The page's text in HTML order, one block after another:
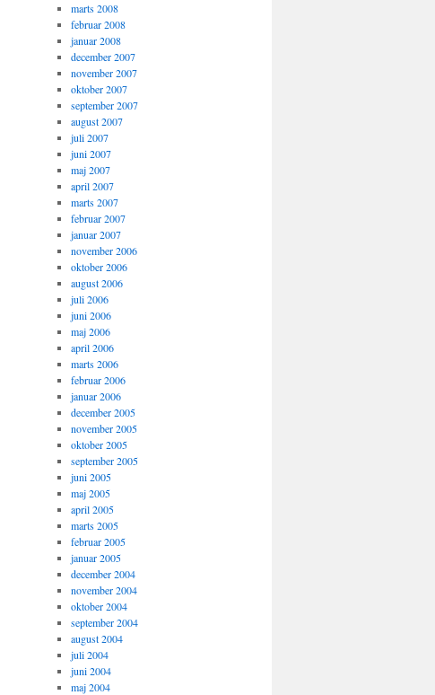
marts 2008
februar 2008
januar 2008
december 2007
november 2007
oktober 2007
september 2007
august 2007
juli 2007
juni 2007
maj 2007
april 2007
marts 2007
februar 2007
januar 2007
november 2006
oktober 2006
august 2006
juli 2006
juni 2006
maj 2006
april 2006
marts 2006
februar 2006
januar 2006
december 2005
november 2005
oktober 2005
september 2005
juni 2005
maj 2005
april 2005
marts 2005
februar 2005
januar 2005
december 2004
november 2004
oktober 2004
september 2004
august 2004
juli 2004
juni 2004
maj 2004